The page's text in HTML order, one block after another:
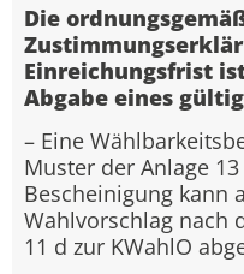
Die
Einreichungsfrist
Abgabe eines
– Eine
Muster der Anlage
Bescheinigung kann
Wahlvorschlag nach
11 d zur KWahlO